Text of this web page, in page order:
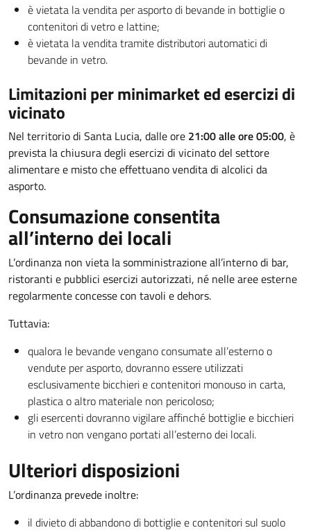
è vietata la vendita per asporto di bevande in bottiglie o
contenitori di vetro e lattine;
è vietata la vendita tramite distributori automatici di
bevande in vetro.
Limitazioni per minimarket ed esercizi di
vicinato
Nel territorio di Santa Lucia, dalle ore 21:00 alle ore 05:00, è
prevista la chiusura degli esercizi di vicinato del settore
alimentare e misto che effettuano vendita di alcolici da
asporto.
Consumazione consentita
all’interno dei locali
L’ordinanza non vieta la somministrazione all’interno di bar,
ristoranti e pubblici esercizi autorizzati, né nelle aree esterne
regolarmente concesse con tavoli e dehors.
Tuttavia:
qualora le bevande vengano consumate all’esterno o
vendute per asporto, dovranno essere utilizzati
esclusivamente bicchieri e contenitori monouso in carta,
plastica o altro materiale non pericoloso;
gli esercenti dovranno vigilare affinché bottiglie e bicchieri
in vetro non vengano portati all’esterno dei locali.
Ulteriori disposizioni
L’ordinanza prevede inoltre:
il divieto di abbandono di bottiglie e contenitori sul suolo